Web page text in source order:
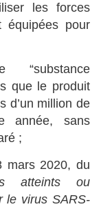
les forces
équipées pour
“substance
que le produit
d’un million de
année, sans
;
mars 2020, du
atteints ou
le virus SARS-